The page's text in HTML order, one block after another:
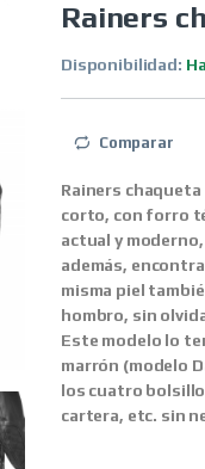
Rainers
Disponibilidad:
Comparar
Rainers
corto, con forro
actual y
además,
misma piel
hombro, sin
Este modelo lo
marrón (modelo
los cuatro
cartera, etc. sin